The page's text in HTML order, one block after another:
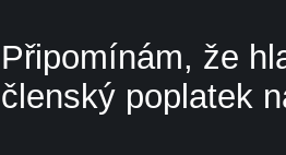
Připomínám, že
členský poplatek